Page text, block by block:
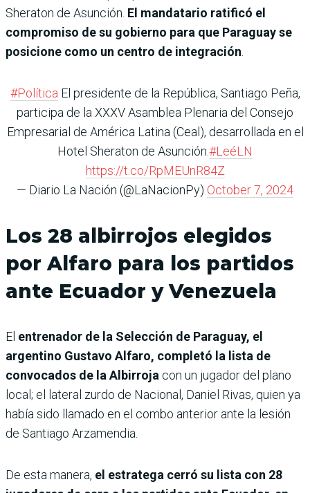
Sheraton de Asunción. El mandatario ratificó el
compromiso de su gobierno para que Paraguay se
posicione como un centro de integración
#Política El presidente de la República, Santiago Peña,
participa de la XXXV Asamblea Plenaria del Consejo
Empresarial de América Latina (Ceal), desarrollada en el
Hotel Sheraton de Asunción.#LeéLN
https://t.co/RpMEUnR84Z
— Diario La Nación (@LaNacionPy) October 7, 2024
Los 28 albirrojos elegidos
por Alfaro para los partidos
ante Ecuador y Venezuela
El entrenador de la Selección de Paraguay, el
argentino Gustavo Alfaro, completó la lista de
convocados de la Albirroja con un jugador del plano
local; el lateral zurdo de Nacional, Daniel Rivas, quien ya
había sido llamado en el combo anterior ante la lesión
de Santiago Arzamendia.
De esta manera, el estratega cerró su lista con 28